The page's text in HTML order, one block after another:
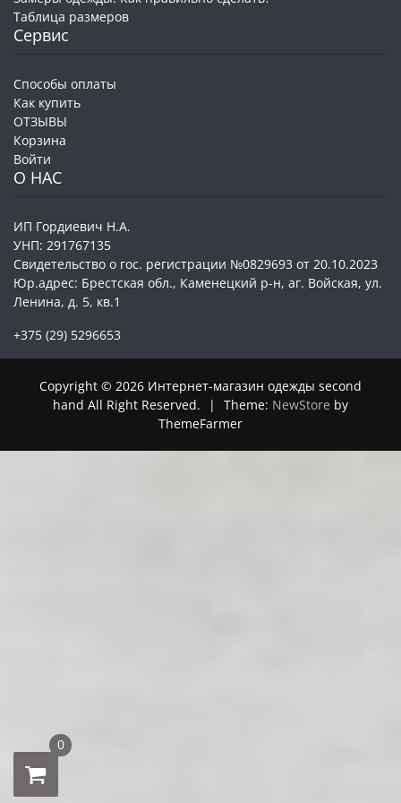
Таблица размеров
Сервис
Способы оплаты
Как купить
ОТЗЫВЫ
Корзина
Войти
О НАС
ИП Гордиевич Н.А.
УНП: 291767135
Свидетельство о гос. регистрации №0829693 от 20.10.2023
Юр.адрес: Брестская обл., Каменецкий р-н, аг. Войская, ул.
Ленина, д. 5, кв.1
+375 (29) 5296653
Copyright © 2026 Интернет-магазин одежды second
hand All Right Reserved.
| Theme: NewStore by
ThemeFarmer
0